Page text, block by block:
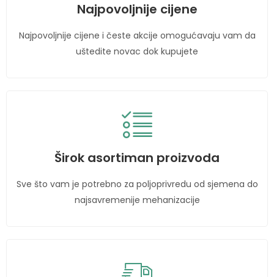
Najpovoljnije cijene
Najpovoljnije cijene i česte akcije omogućavaju vam da
uštedite novac dok kupujete
Širok asortiman proizvoda
Sve što vam je potrebno za poljoprivredu od sjemena do
najsavremenije mehanizacije